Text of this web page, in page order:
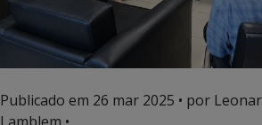
Publicado em 26 mar 2025 • por